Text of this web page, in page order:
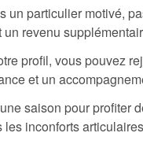
un particulier motivé,
un revenu
profil, vous pouvez
et un
saison pour profiter
les inconforts